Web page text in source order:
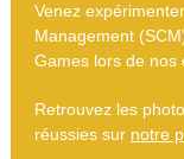
Venez
Management
Games lors de nos
Retrouvez les
réussies sur notre